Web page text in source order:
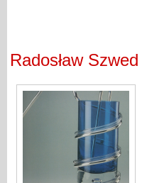
Radosław Szwed